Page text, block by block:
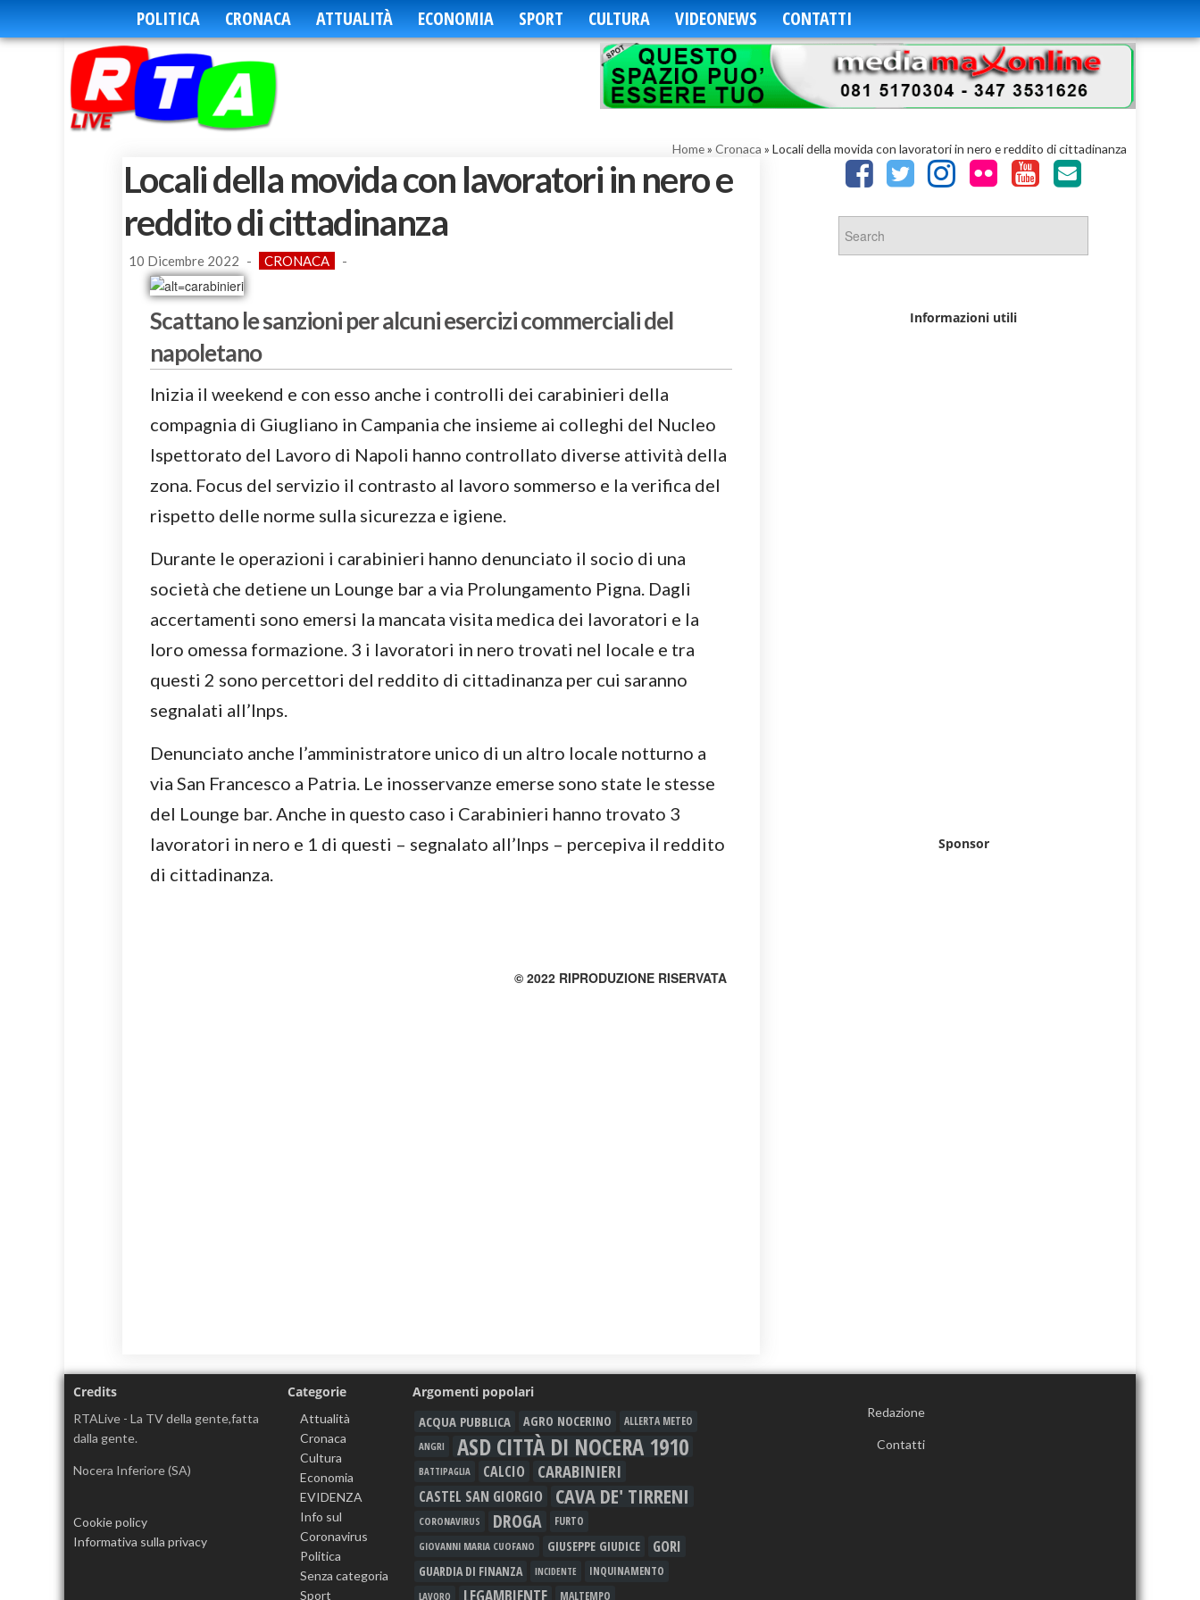
POLITICA CRONACA ATTUALITÀ ECONOMIA SPORT CULTURA VIDEONEWS CONTATTI
Home» Cronaca » Locali della movida con lavoratori in nero e reddito di cittadinanza
Locali della movida con lavoratori in nero e
reddito di cittadinanza
10 Dicembre 2022 - CRONACA -
Scattano le sanzioni per alcuni esercizi commerciali del
napoletano
Inizia il weekend e con esso anche i controlli dei carabinieri della
compagnia di Giugliano in Campania che insieme ai colleghi del Nucleo
Ispettorato del Lavoro di Napoli hanno controllato diverse attività della
zona. Focus del servizio il contrasto al lavoro sommerso e la verifica del
rispetto delle norme sulla sicurezza e igiene.
Durante le operazioni i carabinieri hanno denunciato il socio di una
società che detiene un Lounge bar a via Prolungamento Pigna. Dagli
accertamenti sono emersi la mancata visita medica dei lavoratori e la
loro omessa formazione. 3 i lavoratori in nero trovati nel locale e tra
questi 2 sono percettori del reddito di cittadinanza per cui saranno
segnalati all’Inps.
Denunciato anche l’amministratore unico di un altro locale notturno a
via San Francesco a Patria. Le inosservanze emerse sono state le stesse
del Lounge bar. Anche in questo caso i Carabinieri hanno trovato 3
lavoratori in nero e 1 di questi – segnalato all’Inps – percepiva il reddito
di cittadinanza.
© 2022 RIPRODUZIONE RISERVATA
Informazioni utili
Sponsor
Credits
RTALive - La TV della gente,fatta
dalla gente.
Nocera Inferiore (SA)
Cookie policy
Informativa sulla privacy
Categorie
Attualità
Cronaca
Cultura
Economia
EVIDENZA
Info sul
Coronavirus
Politica
Senza categoria
Sport
Argomenti popolari
ACQUA PUBBLICA AGRO NOCERINO
ALLERTA METEO
ANGRI
ASD CITTÀ DI NOCERA 1910
BATTIPAGLIA CALCIO CARABINIERI
CASTEL SAN GIORGIO CAVA DE' TIRRENI
CORONAVIRUS DROGA FURTO
GIOVANNI MARIA CUOFANO GIUSEPPE GIUDICE GORI
GUARDIA DI FINANZA INCIDENTE INQUINAMENTO
LAVORO MALTEMPO
Redazione
Contatti